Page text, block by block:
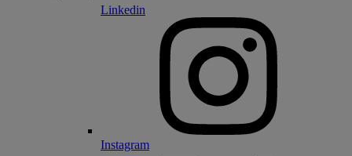
Linkedin
Instagram